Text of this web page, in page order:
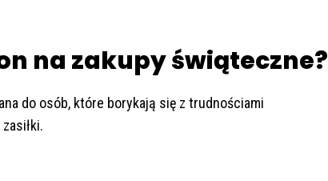
na zakupy świąteczne?
do osób, które borykają się z trudnościami